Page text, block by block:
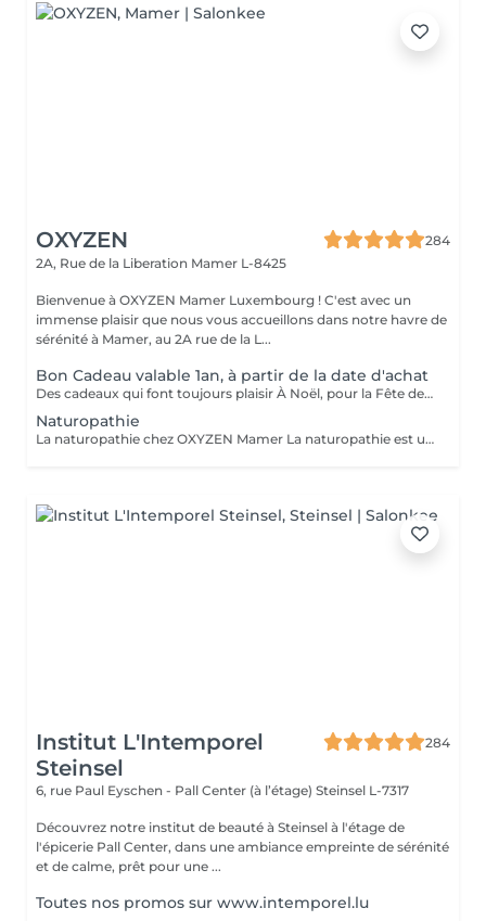
OXYZEN
284
2A, Rue de la Liberation Mamer L-8425
Bienvenue à OXYZEN Mamer Luxembourg ! C'est avec un
immense plaisir que nous vous accueillons dans notre havre de
sérénité à Mamer, au 2A rue de la L...
Bon Cadeau valable 1an, à partir de la date d'achat
Des cadeaux qui font toujours plaisir À Noël, pour la Fête des Mères, des Pères, des Grands-Mères, la Saint-Valentin, un anniversaire ou simplement pour faire plaisir : les bons cadeaux OXYZEN sont l'attention idéale. Offrez à vos proches une véritable expérience de bien-être inoubliable. * Vous pouvez acheter vos bons cadeaux directement en ligne sur Salonkee, de façon simple et sécurisée. * Vous pouvez également les commander via notre site internet : https://www.oxyzen.lu Sur notre site, vous avez la possibilité de recevoir un bon cadeau personnalisé, prêt à être imprimé, utilisable immédiatement. Nos bons cadeaux sont valides 1 an à compter de leur date d'achat. Ils peuvent être envoyés par courrier à l'adresse de votre choix ou reçus par mail immédiatement après validation de votre achat . Et si vous préférez le contact direct, il est aussi possible de venir les récupérer en mains propres sur rendez-vous.
Naturopathie
La naturopathie chez OXYZEN Mamer La naturopathie est une approche naturelle et personnalisée qui aide votre corps à retrouver équilibre et vitalité. Chez OXYZEN, nous mettons l'accent sur l'essentiel : la digestion. Une bonne digestion, c'est moins de ballonnements, plus d'énergie, un meilleur sommeil et des défenses renforcées. Pour cela, nous vous guidons notamment sur les bonnes associations alimentaires, afin de faciliter le travail digestif et d'éviter les inconforts. Chaque séance est un moment d'écoute et de conseils pratiques adaptés à votre rythme : hygiène alimentaire, sommeil, gestion du stress, plantes et solutions naturelles. Pas de frustration : l'idée est d'avancer étape par étape, pour des changements durables. Prenez rendez-vous dès aujourd'hui et découvrez comment améliorer votre bien-être en commençant par votre système digestif. Avertissement : Nos soins sont dédiés au bien-être et à la relaxation. Ils ne remplacent pas un suivi médical et ne relèvent pas de la kinésithérapie.
Institut L'Intemporel
Steinsel
284
6, rue Paul Eyschen - Pall Center (à l’étage) Steinsel L-7317
Découvrez notre institut de beauté à Steinsel à l'étage de
l'épicerie Pall Center, dans une ambiance empreinte de sérénité
et de calme, prêt pour une ...
Toutes nos promos sur www.intemporel.lu